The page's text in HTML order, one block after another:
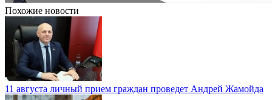
Похожие новости
11 августа личный прием граждан проведет Андрей Жамойда